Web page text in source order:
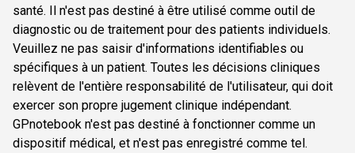
santé. Il n'est pas destiné à être utilisé comme outil de
diagnostic ou de traitement pour des patients individuels.
Veuillez ne pas saisir d'informations identifiables ou
spécifiques à un patient. Toutes les décisions cliniques
relèvent de l'entière responsabilité de l'utilisateur, qui doit
exercer son propre jugement clinique indépendant.
GPnotebook n'est pas destiné à fonctionner comme un
dispositif médical, et n'est pas enregistré comme tel.